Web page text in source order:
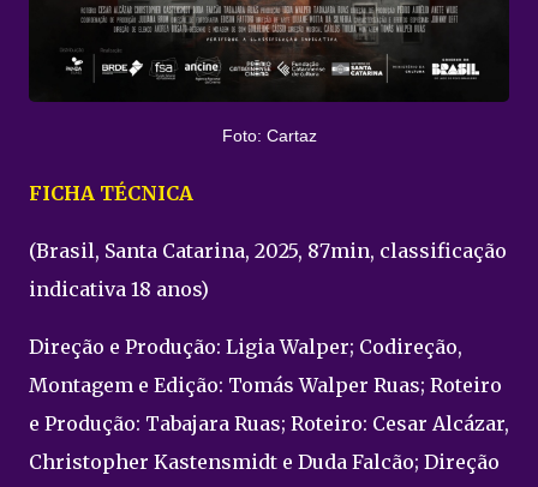
Foto: Cartaz
FICHA TÉCNICA
(Brasil, Santa Catarina, 2025, 87min, classificação
indicativa 18 anos)
Direção e Produção: Ligia Walper; Codireção,
Montagem e Edição: Tomás Walper Ruas; Roteiro
e Produção: Tabajara Ruas; Roteiro: Cesar Alcázar,
Christopher Kastensmidt e Duda Falcão; Direção